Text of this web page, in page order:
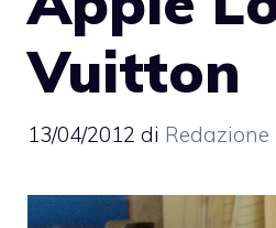
Vuitton
13/04/2012 di Redazione